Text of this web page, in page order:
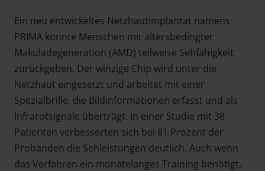
Ein neu entwickeltes Netzhautimplantat namens
PRIMA könnte Menschen mit altersbedingter
Makuladegeneration (AMD) teilweise Sehfähigkeit
zurückgeben. Der winzige Chip wird unter die
Netzhaut eingesetzt und arbeitet mit einer
Spezialbrille, die Bildinformationen erfasst und als
Infrarotsignale überträgt. In einer Studie mit 38
Patienten verbesserten sich bei 81 Prozent der
Probanden die Sehleistungen deutlich. Auch wenn
das Verfahren ein monatelanges Training benötigt,